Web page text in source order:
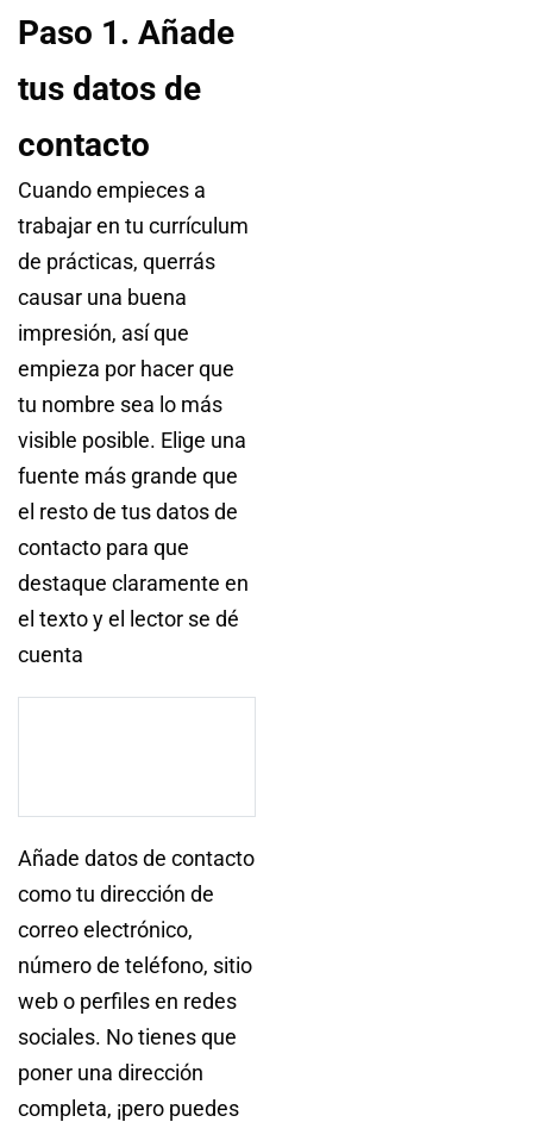
Paso 1. Añade
tus datos de
contacto
Cuando empieces a
trabajar en tu currículum
de prácticas, querrás
causar una buena
impresión, así que
empieza por hacer que
tu nombre sea lo más
visible posible. Elige una
fuente más grande que
el resto de tus datos de
contacto para que
destaque claramente en
el texto y el lector se dé
cuenta
Añade datos de contacto
como tu dirección de
correo electrónico,
número de teléfono, sitio
web o perfiles en redes
sociales. No tienes que
poner una dirección
completa, ¡pero puedes